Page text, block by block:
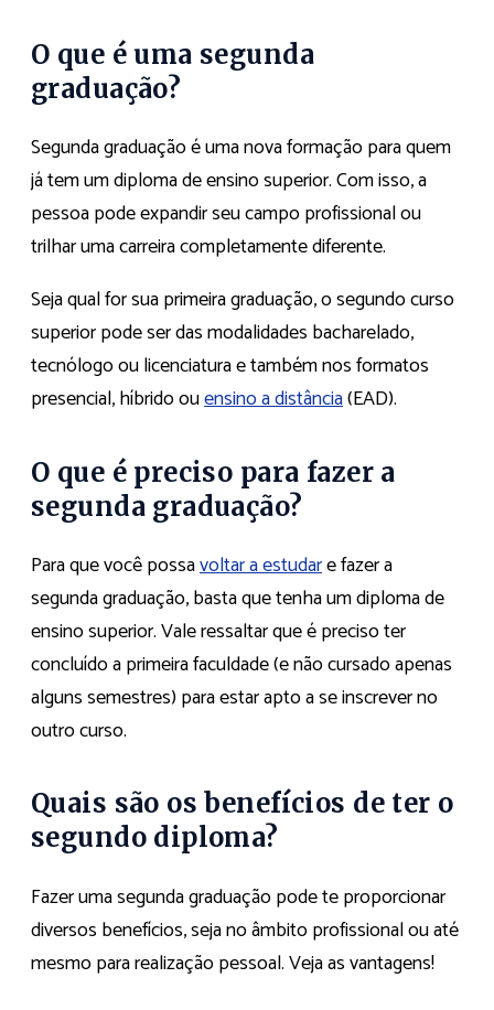
O que é uma segunda
graduação?
Segunda graduação é uma nova formação para quem
já tem um diploma de ensino superior. Com isso, a
pessoa pode expandir seu campo profissional ou
trilhar uma carreira completamente diferente.
Seja qual for sua primeira graduação, o segundo curso
superior pode ser das modalidades bacharelado,
tecnólogo ou licenciatura e também nos formatos
presencial, híbrido ouensino a distância(EAD).
O que é preciso para fazer a
segunda graduação?
Para que você possavoltar a estudare fazer a
segunda graduação, basta que tenha um diploma de
ensino superior. Vale ressaltar que é preciso ter
concluído a primeira faculdade (e não cursado apenas
alguns semestres) para estar apto a se inscrever no
outro curso.
Quais são os benefícios de ter o
segundo diploma?
Fazer uma segunda graduação pode te proporcionar
diversos benefícios, seja no âmbito profissional ou até
mesmo para realização pessoal. Veja as vantagens!